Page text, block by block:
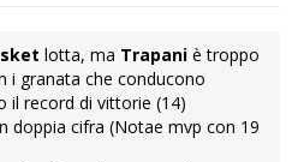
lotta, ma Trapani è troppo
i granata che conducono
il record di vittorie (14)
doppia cifra (Notae mvp con 19